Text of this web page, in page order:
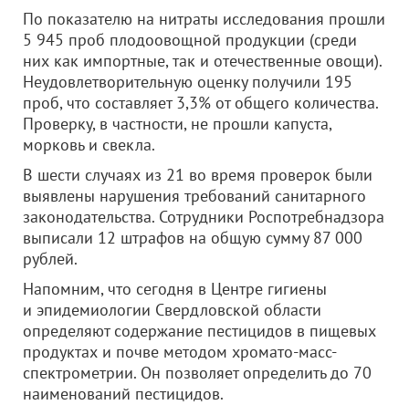
По показателю на нитраты исследования прошли
5 945 проб плодоовощной продукции (среди
них как импортные, так и отечественные овощи).
Неудовлетворительную оценку получили 195
проб, что составляет 3,3% от общего количества.
Проверку, в частности, не прошли капуста,
морковь и свекла.
В шести случаях из 21 во время проверок были
выявлены нарушения требований санитарного
законодательства. Сотрудники Роспотребнадзора
выписали 12 штрафов на общую сумму 87 000
рублей.
Напомним, что сегодня в Центре гигиены
и эпидемиологии Свердловской области
определяют содержание пестицидов в пищевых
продуктах и почве методом хромато-масс-
спектрометрии. Он позволяет определить до 70
наименований пестицидов.